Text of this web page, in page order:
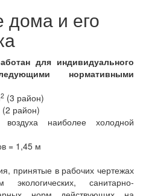
дома и его
для индивидуального
нормативными
2 (3 район)
(2 район)
наиболее холодной
= 1,45 м
принятые в рабочих чертежах
экологических, санитарно-